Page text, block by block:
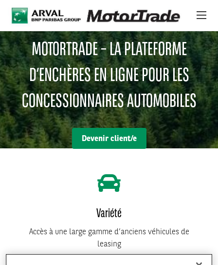
Aller au contenu principal
MOTORTRADE – LA PLATEFORME
D’ENCHÈRES EN LIGNE POUR LES
CONCESSIONNAIRES AUTOMOBILES
Devenir client/e
Variété
Accès à une large gamme d’anciens véhicules de
leasing
PLATEFORME D’ENCHÈRES EN LIGNE
VÉHICULES
À PROPOS DE NOUS
OFFRES INTERNATIONALES
NEWS